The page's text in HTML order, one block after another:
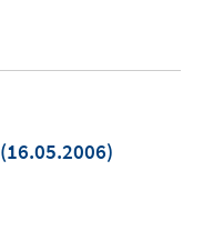
In
(16.05.2006)